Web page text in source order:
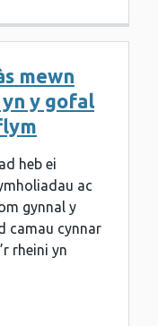
mewn
y gofal
heb ei
ac
gynnal y
camau cynnar
rheini yn